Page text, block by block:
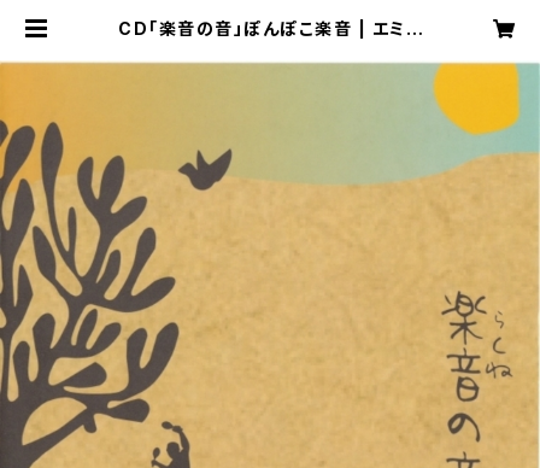
CD「楽音の音」ぽんぽこ楽音 | エミュ